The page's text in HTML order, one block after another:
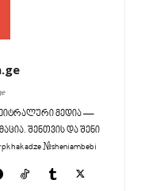
მედია —
შენთვის და შენი
#sheniambebi